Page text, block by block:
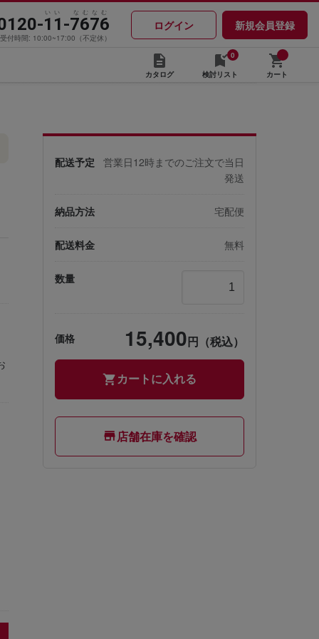
いい なむなむ
11-7676
受付時間: 10:00~17:00（不定休）
ログイン 新規会員登録
カタログ
0
検討リスト
カート
配送予定
営業日12時までのご注文で当日
発送
納品方法 宅配便
配送料金 無料
数量
価格 15,400円（税込）
カートに入れる
店舗在庫を確認